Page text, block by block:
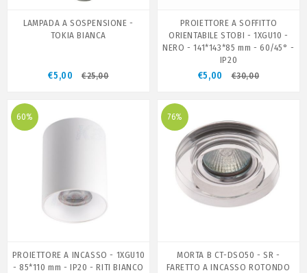
LAMPADA A SOSPENSIONE -
TOKIA BIANCA
€5,00 €25,00
PROIETTORE A SOFFITTO
ORIENTABILE STOBI - 1XGU10 -
NERO - 141*143*85 mm - 60/45° -
IP20
€5,00 €30,00
60%
PROIETTORE A INCASSO - 1XGU10
- 85*110 mm - IP20 - RITI BIANCO
76%
MORTA B CT-DSO50 - SR -
FARETTO A INCASSO ROTONDO